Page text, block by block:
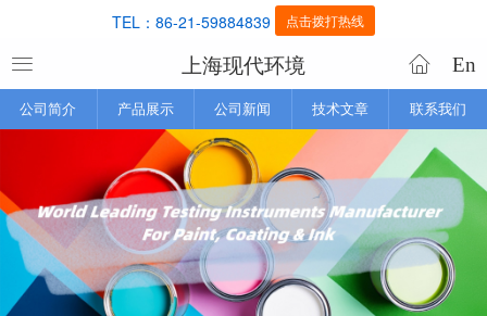
TEL：86-21-59884839 点击拨打热线
上海现代环境 En
公司简介 产品展示 公司新闻 技术文章 联系我们